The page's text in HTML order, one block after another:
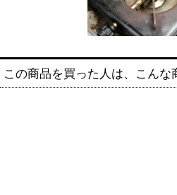
この商品を買った人は、こんな